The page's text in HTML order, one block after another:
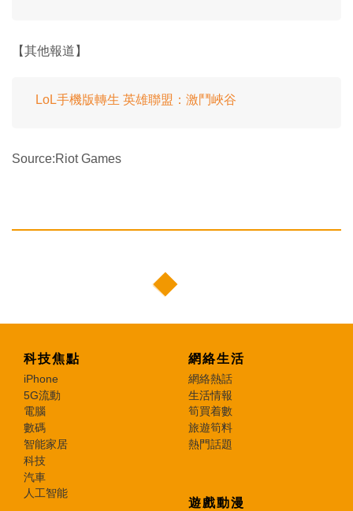
【其他報道】
LoL手機版轉生 英雄聯盟：激鬥峽谷
Source:Riot Games
科技焦點
iPhone
5G流動
電腦
數碼
智能家居
科技
汽車
人工智能
網絡生活
網絡熱話
生活情報
筍買着數
旅遊筍料
熱門話題
遊戲動漫